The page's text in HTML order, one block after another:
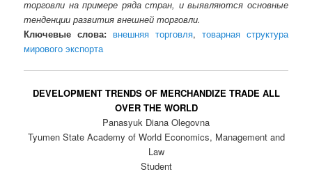
торговли на примере ряда стран, и выявляются основные
тенденции развития внешней торговли.
Ключевые слова: внешняя торговля, товарная структура
мирового экспорта
DEVELOPMENT TRENDS OF MERCHANDIZE TRADE ALL
OVER THE WORLD
Panasyuk Diana Olegovna
Tyumen State Academy of World Economics, Management and
Law
Student